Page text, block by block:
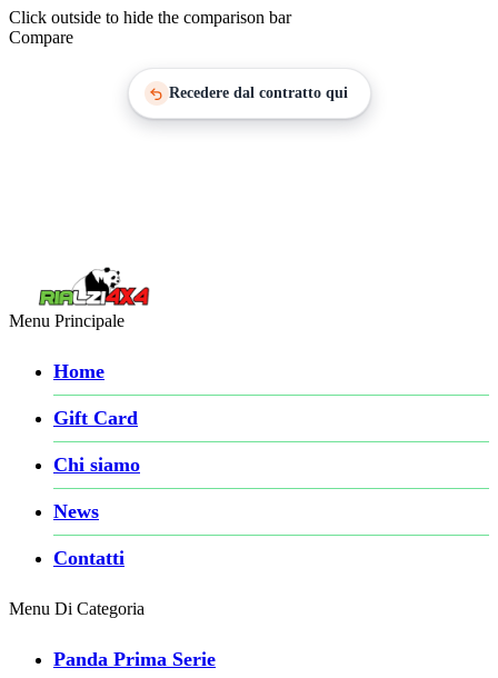
Click outside to hide the comparison bar
Compare
Recedere dal contratto qui
Menu Principale
Home
Gift Card
Chi siamo
News
Contatti
Menu Di Categoria
Panda Prima Serie